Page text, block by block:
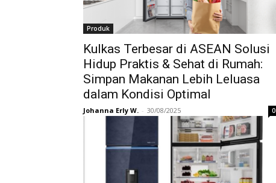
Produk
Kulkas Terbesar di ASEAN Solusi
Hidup Praktis & Sehat di Rumah:
Simpan Makanan Lebih Leluasa
dalam Kondisi Optimal
Johanna Erly W. - 30/08/2025 0